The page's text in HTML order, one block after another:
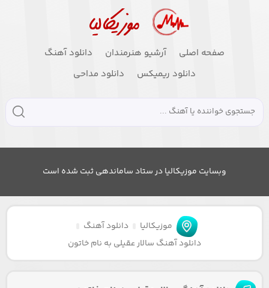
صفحه اصلی آرشیو هنرمندان
دانلود آهنگ
دانلود ریمیکس
دانلود مداحی
وبسایت موزیکالیا در ستاد ساماندهی ثبت شده است
موزیکالیا
دانلود آهنگ
دانلود آهنگ سالار عقیلی به نام خاتون